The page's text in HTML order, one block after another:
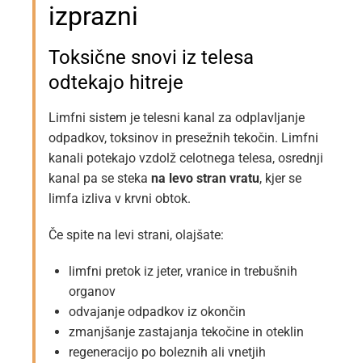
izprazni
Toksične snovi iz telesa
odtekajo hitreje
Limfni sistem je telesni kanal za odplavljanje
odpadkov, toksinov in presežnih tekočin. Limfni
kanali potekajo vzdolž celotnega telesa, osrednji
kanal pa se steka na levo stran vratu, kjer se
limfa izliva v krvni obtok.
Če spite na levi strani, olajšate:
limfni pretok iz jeter, vranice in trebušnih
organov
odvajanje odpadkov iz okončin
zmanjšanje zastajanja tekočine in oteklin
regeneracijo po boleznih ali vnetjih